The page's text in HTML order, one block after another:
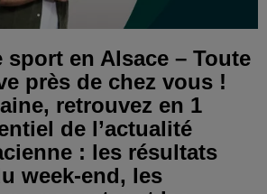
sport en Alsace – Toute
près de chez vous !
retrouvez en 1
de l’actualité
: les résultats
week-end, les